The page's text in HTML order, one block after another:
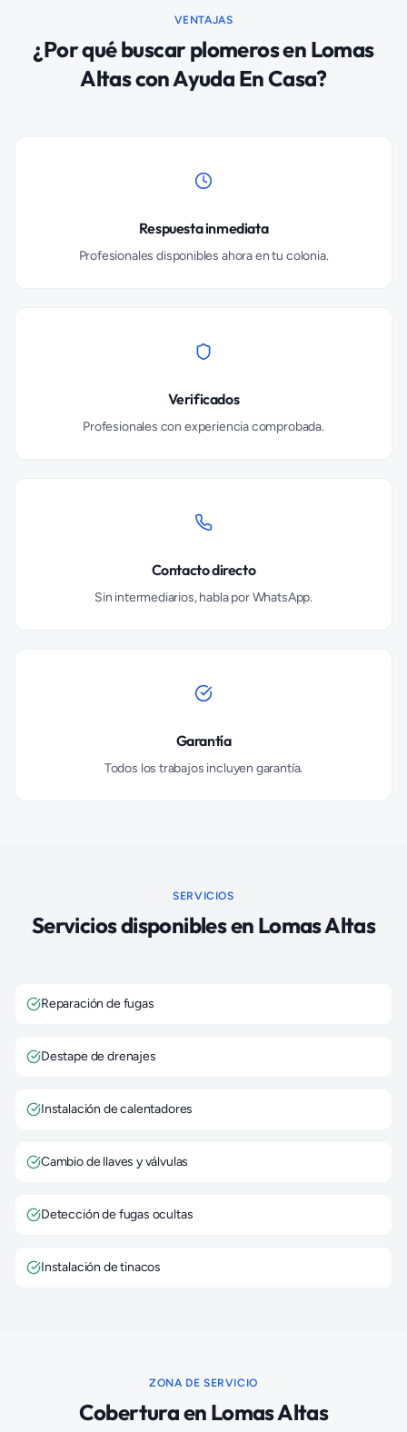
VENTAJAS
¿Por qué buscarplomerosen Lomas
Altascon Ayuda En Casa?
Respuesta inmediata
Profesionales disponibles ahora en tu colonia.
Verificados
Profesionales con experiencia comprobada.
Contacto directo
Sin intermediarios, habla por WhatsApp.
Garantía
Todos los trabajos incluyen garantía.
SERVICIOS
Servicios disponibles en Lomas Altas
Reparación de fugas
Destape de drenajes
Instalación de calentadores
Cambio de llaves y válvulas
Detección de fugas ocultas
Instalación de tinacos
ZONA DE SERVICIO
Cobertura en Lomas Altas